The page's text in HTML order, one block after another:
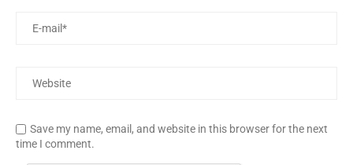
Save my name, email, and website in this browser for the next
time I comment.